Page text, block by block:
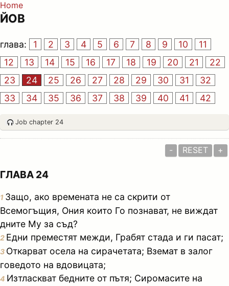
Home
ЙОВ
глава: 1 2 3 4 5 6 7 8 9 10
11
12
13 14 15 16 17 18 19 20 21
22
23
24 25 26 27 28 29 30 31
32
33
34 35 36 37 38 39 40 41 42
Job chapter 24
- RESET +
ГЛАВА 24
1 Защо, ако времената не са скрити от
Всемогъщия, Ония които Го познават, не виждат
дните Му за съд?
2 Едни преместят межди, Грабят стада и ги пасат;
3 Откарват осела на сирачетата; Вземат в залог
говедото на вдовицата;
4 Изтласкват бедните от пътя; Сиромасите на